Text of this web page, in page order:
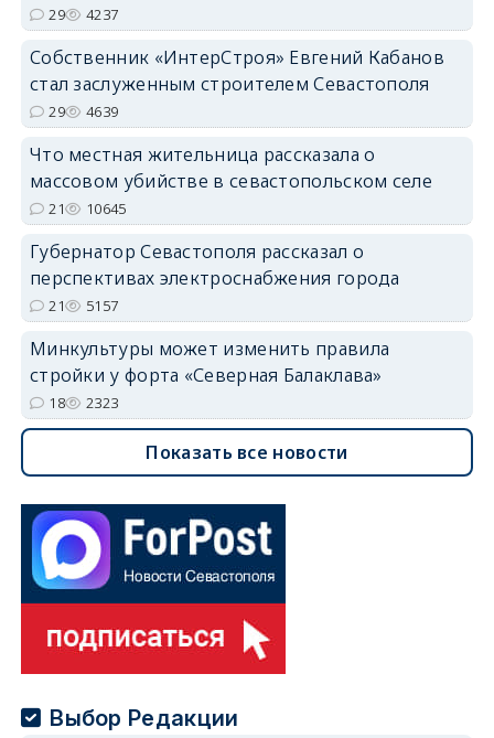
29 4237
Собственник «ИнтерСтроя» Евгений Кабанов
стал заслуженным строителем Севастополя
29 4639
Что местная жительница рассказала о
массовом убийстве в севастопольском селе
21 10645
Губернатор Севастополя рассказал о
перспективах электроснабжения города
21 5157
Минкультуры может изменить правила
стройки у форта «Северная Балаклава»
18 2323
Показать все новости
Выбор Редакции